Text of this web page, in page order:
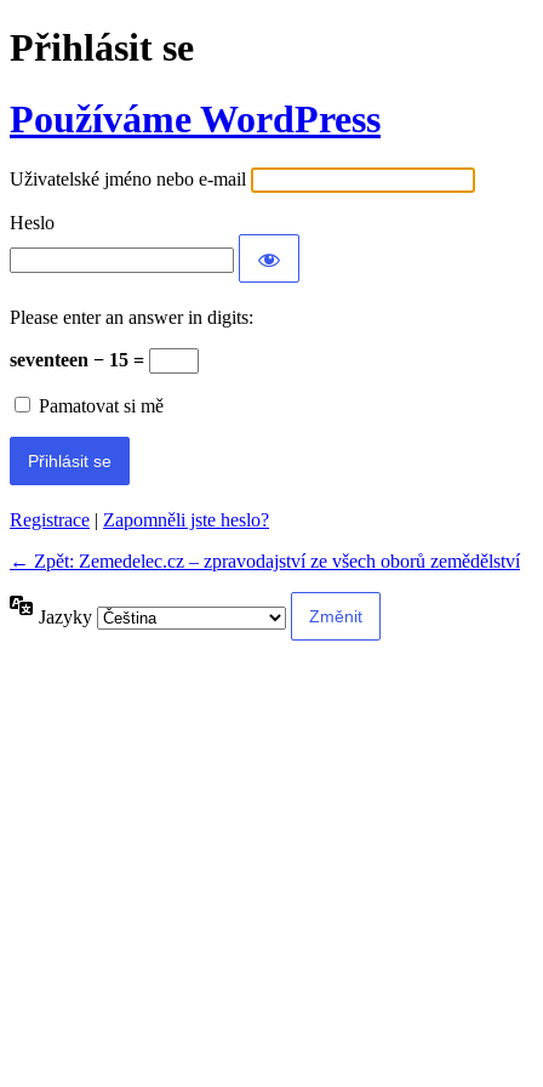
Přihlásit se
Používáme WordPress
Uživatelské jméno nebo e-mail
Heslo
Please enter an answer in digits:
seventeen − 15 =
Pamatovat si mě
Registrace | Zapomněli jste heslo?
← Zpět: Zemedelec.cz – zpravodajství ze všech oborů zemědělství
Jazyky